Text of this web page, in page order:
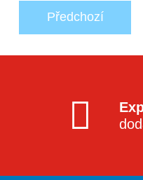
Předchozí